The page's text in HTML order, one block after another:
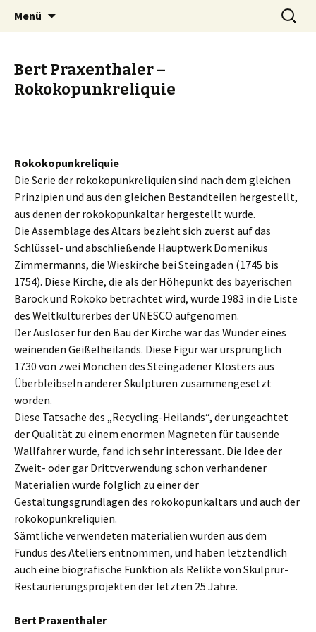
Kunstautomat Landsberg
Menü
Suche
nach:
Bert Praxenthaler –
Rokokopunkreliquie
Rokokopunkreliquie
Die Serie der rokokopunkreliquien sind nach dem gleichen
Prinzipien und aus den gleichen Bestandteilen hergestellt,
aus denen der rokokopunkaltar hergestellt wurde.
Die Assemblage des Altars bezieht sich zuerst auf das
Schlüssel- und abschließende Hauptwerk Domenikus
Zimmermanns, die Wieskirche bei Steingaden (1745 bis
1754). Diese Kirche, die als der Höhepunkt des bayerischen
Barock und Rokoko betrachtet wird, wurde 1983 in die Liste
des Weltkulturerbes der UNESCO aufgenomen.
Der Auslöser für den Bau der Kirche war das Wunder eines
weinenden Geißelheilands. Diese Figur war ursprünglich
1730 von zwei Mönchen des Steingadener Klosters aus
Überbleibseln anderer Skulpturen zusammengesetzt
worden.
Diese Tatsache des „Recycling-Heilands“, der ungeachtet
der Qualität zu einem enormen Magneten für tausende
Wallfahrer wurde, fand ich sehr interessant. Die Idee der
Zweit- oder gar Drittverwendung schon verhandener
Materialien wurde folglich zu einer der
Gestaltungsgrundlagen des rokokopunkaltars und auch der
rokokopunkreliquien.
Sämtliche verwendeten materialien wurden aus dem
Fundus des Ateliers entnommen, und haben letztendlich
auch eine biografische Funktion als Relikte von Skulprur-
Restaurierungsprojekten der letzten 25 Jahre.
Bert Praxenthaler